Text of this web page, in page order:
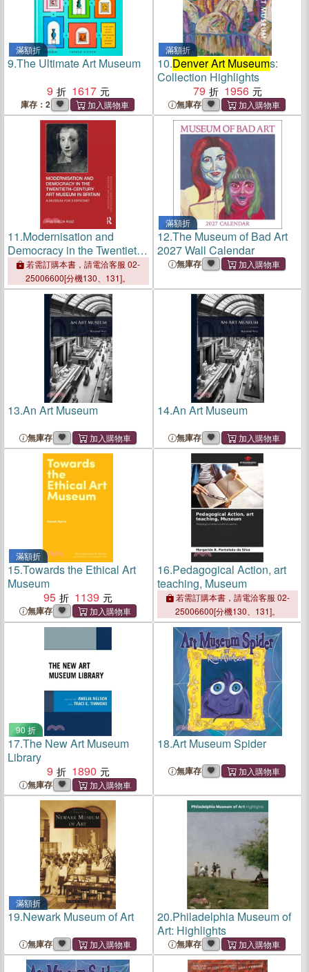
滿額折
9.The Ultimate Art Museum
9
1617
庫存：2
滿額折
10.Denver Art Museums:
Collection Highlights
79
1956
無庫存
11.Modernisation and
Democracy in the Twentieth-
Century Art Museum in
Britain：A Museum for
Everyone?
若需訂購本書，請電洽客服 02-
25006600[分機130、131]。
滿額折
12.The Museum of Bad Art
2027 Wall Calendar
無庫存
13.An Art Museum
無庫存
14.An Art Museum
無庫存
滿額折
15.Towards the Ethical Art
Museum
95
1139
無庫存
16.Pedagogical Action, art
teaching, Museum
若需訂購本書，請電洽客服 02-
25006600[分機130、131]。
90 折
17.The New Art Museum
Library
9
1890
無庫存
18.Art Museum Spider
無庫存
滿額折
19.Newark Museum of Art
無庫存
20.Philadelphia Museum of
Art: Highlights
無庫存